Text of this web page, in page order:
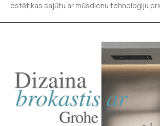
estētikas sajūtu ar mūsdienu tehnoloģiju